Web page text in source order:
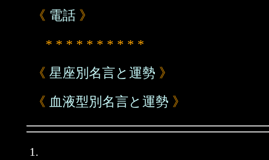
《 電話 》
* * * * * * * * * *
《 星座別名言と運勢 》
《 血液型別名言と運勢 》
1.